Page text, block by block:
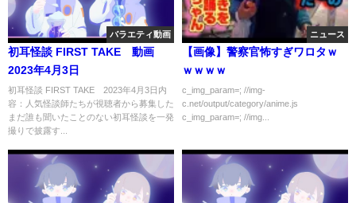
バラエティ動画
初耳怪談 FIRST TAKE 動画
2023年4月3日
初耳怪談 FIRST TAKE 2023年4月3日内
容：人気怪談師たちが視聴者から募集した
まだ誰も聞いたことのない初耳怪談を一発
撮りで披露す...
ニュース
【画像】警察官怖すぎワロタｗ
ｗｗｗｗ
c_img_param=; //img-
c.net/output/category/anime.js
c_img_param=; //img...